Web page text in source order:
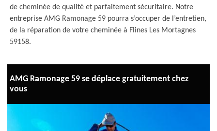
de cheminée de qualité et parfaitement sécuritaire. Notre
entreprise AMG Ramonage 59 pourra s’occuper de l’entretien,
de la réparation de votre cheminée à Flines Les Mortagnes
59158.
AMG Ramonage 59 se déplace gratuitement chez
vous